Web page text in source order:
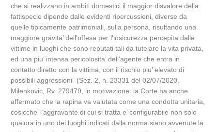
che si realizzano in ambiti domestici il maggior disvalore della
fattispecie dipende dalle evidenti ripercussioni, diverse da
quelle tipicamente patrimoniali, sulla persona, risultando una
maggiore gravita’ dell’offesa per l’insicurezza percepita dalle
vittime in luoghi che sono reputati tali da tutelare la vita privata,
ed una piu’ intensa pericolosita’ dell’agente che entra in
contatto diretto con la vittima, con il rischio piu’ elevato di
possibili aggressioni” (Sez. 2, n. 23331 del 02/07/2020,
Milenkovic, Rv. 279479, in motivazione: la Corte ha anche
affermato che la rapina va valutata come una condotta unitaria,
cosicche’ l’aggravante di cui si tratta e’ configurabile non solo
qualora in uno dei luoghi indicati dalla norma siano avvenute la